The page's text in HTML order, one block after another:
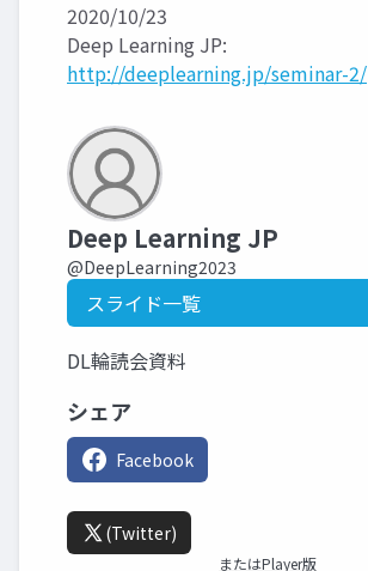
2020/10/23
Deep Learning JP:
http://deeplearning.jp/seminar-2/
Deep Learning JP
@DeepLearning2023
スライド一覧
DL輪読会資料
シェア
Facebook
(Twitter)
またはPlayer版